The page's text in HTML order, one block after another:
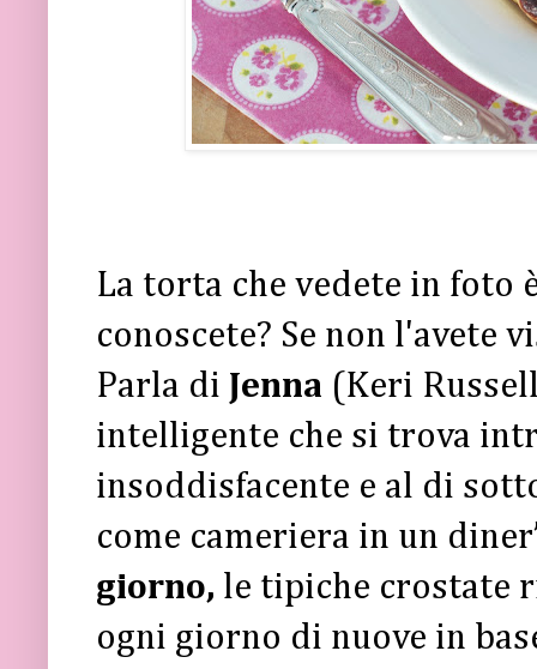
La torta che vedete in foto
conoscete? Se non l'avete
Parla di Jenna (Keri
intelligente che si trova
insoddisfacente e al di
come cameriera in un
giorno, le tipiche crostate
ogni giorno di nuove in